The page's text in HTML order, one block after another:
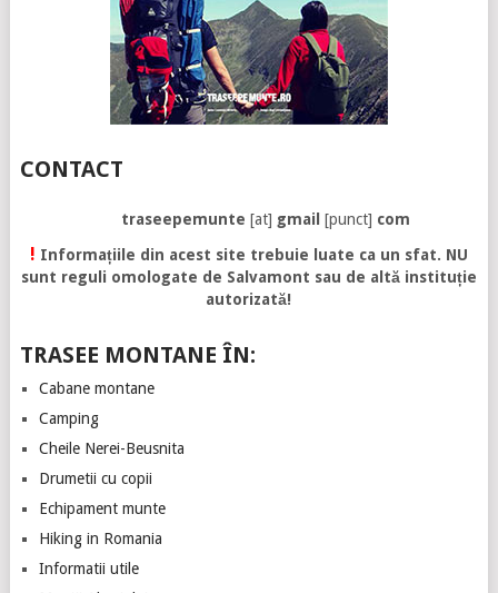
CONTACT
traseepemunte [at] gmail [punct] com
! Informațiile din acest site trebuie luate ca un sfat. NU
sunt reguli omologate de Salvamont sau de altă instituție
autorizată!
TRASEE MONTANE ÎN:
Cabane montane
Camping
Cheile Nerei-Beusnita
Drumetii cu copii
Echipament munte
Hiking in Romania
Informatii utile